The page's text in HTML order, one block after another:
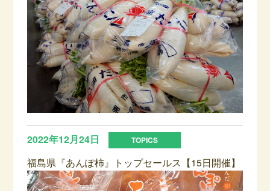
2022年12月24日
福島県『あんぽ柿』トップセールス【15日開催】